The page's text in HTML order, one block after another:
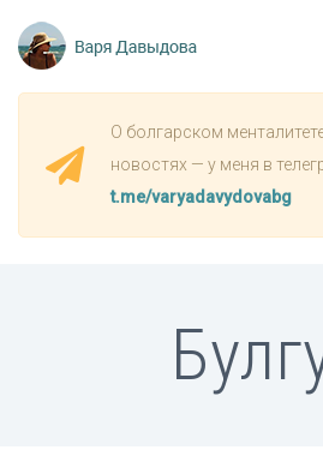
О болгарском
новостях — у меня в
t.me/varyadavydovabg